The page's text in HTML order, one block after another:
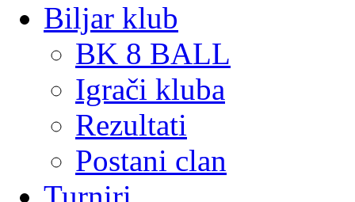
Biljar klub
BK 8 BALL
Igrači kluba
Rezultati
Postani clan